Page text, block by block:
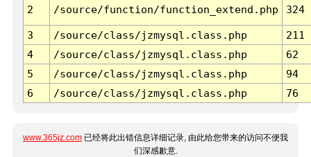
2 /source/function/function_extend.php 324
3 /source/class/jzmysql.class.php
211
4
/source/class/jzmysql.class.php
62
5
/source/class/jzmysql.class.php
94
6
/source/class/jzmysql.class.php 76
www.365jz.com 已经将此出错信息详细记录, 由此给您带来的访问不便我
们深感歉意.